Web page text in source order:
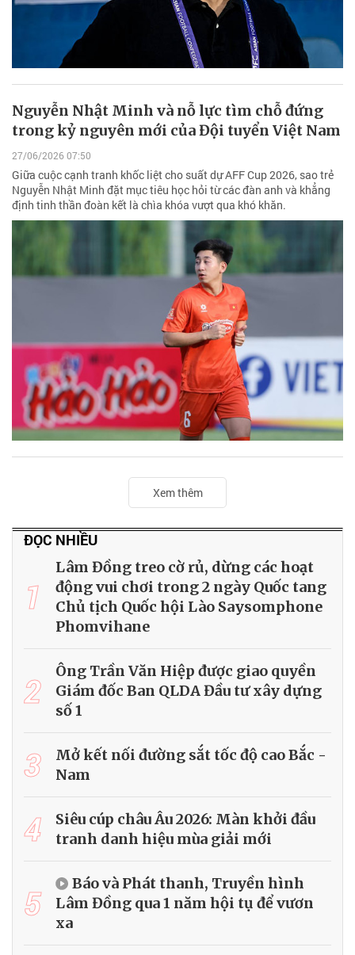
Nguyễn Nhật Minh và nỗ lực tìm chỗ đứng
trong kỷ nguyên mới của Đội tuyển Việt Nam
27/06/2026 07:50
Giữa cuộc cạnh tranh khốc liệt cho suất dự AFF Cup 2026, sao trẻ
Nguyễn Nhật Minh đặt mục tiêu học hỏi từ các đàn anh và khẳng
định tinh thần đoàn kết là chìa khóa vượt qua khó khăn.
Xem thêm
ĐỌC NHIỀU
1
Lâm Đồng treo cờ rủ, dừng các hoạt
động vui chơi trong 2 ngày Quốc tang
Chủ tịch Quốc hội Lào Saysomphone
Phomvihane
2
Ông Trần Văn Hiệp được giao quyền
Giám đốc Ban QLDA Đầu tư xây dựng
số 1
3
Mở kết nối đường sắt tốc độ cao Bắc -
Nam
4
Siêu cúp châu Âu 2026: Màn khởi đầu
tranh danh hiệu mùa giải mới
5
Báo và Phát thanh, Truyền hình
Lâm Đồng qua 1 năm hội tụ để vươn
xa